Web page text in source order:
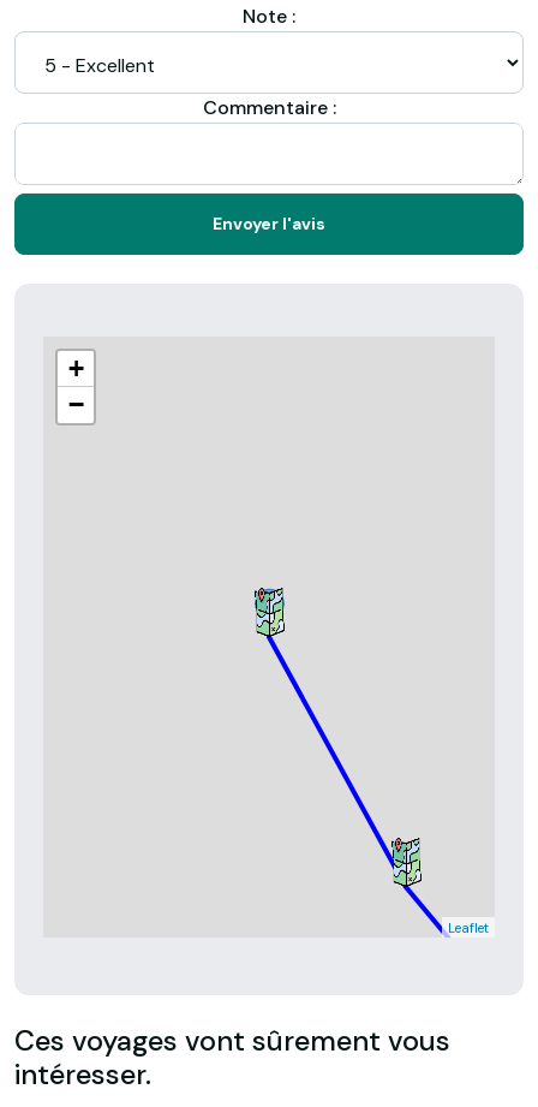
Note :
Commentaire :
Envoyer l'avis
+
−
Leaflet
Ces voyages vont sûrement vous
intéresser.